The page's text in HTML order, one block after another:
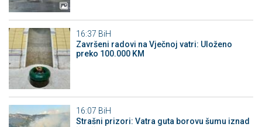
16:37 BiH
Završeni radovi na Vječnoj vatri: Uloženo
preko 100.000 KM
16:07 BiH
Strašni prizori: Vatra guta borovu šumu iznad